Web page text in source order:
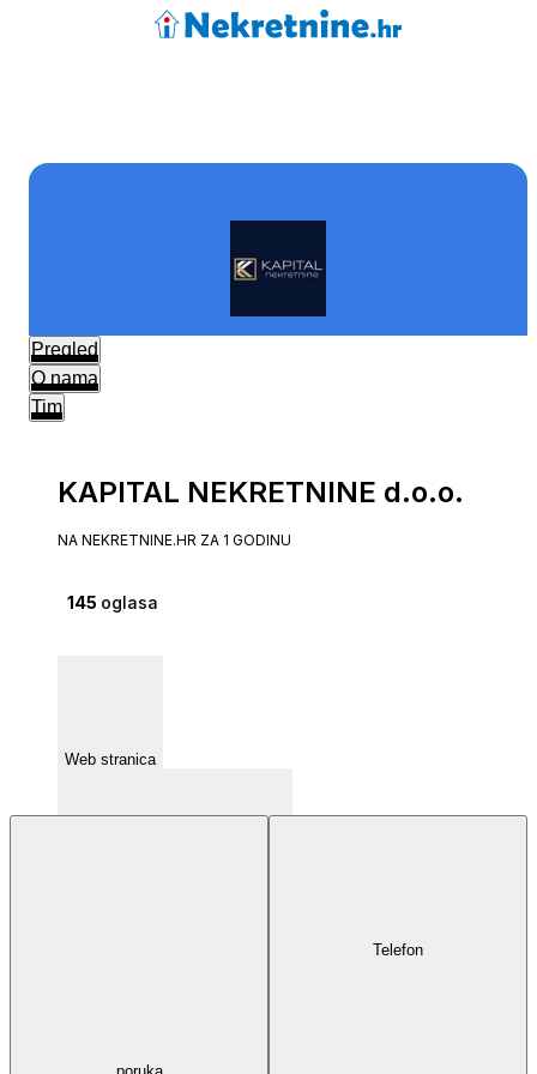
Pregled
O nama
Tim
KAPITAL NEKRETNINE d.o.o.
NA NEKRETNINE.HR ZA 1 GODINU
145 oglasa
Web stranica
Telefon